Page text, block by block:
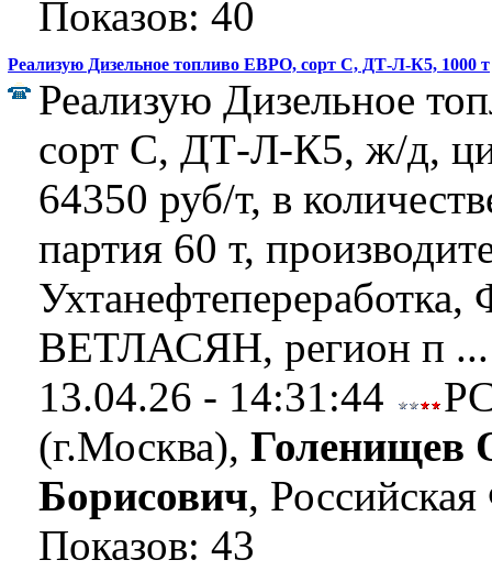
Показов: 40
Реализую Дизельное топливо ЕВРО, сорт C, ДТ-Л-К5, 1000 т
Реализую Дизельное
сорт C, ДТ-Л-К5, ж/д,
64350 руб/т, в
партия 60 т,
Ухтанефтепереработка,
ВЕТЛАСЯН, регион п
13.04.26 - 14:31:44
(г.Москва), Голенищев
Борисович,
Показов: 43